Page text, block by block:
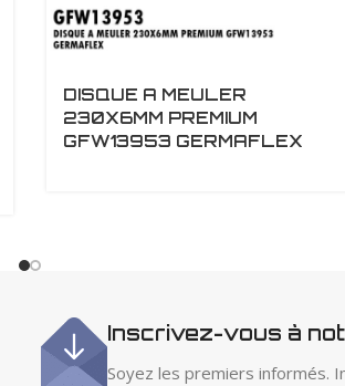
DISQUE A MEULER
230X6MM PREMIUM
GFW13953 GERMAFLEX
Inscrivez-vous à
Soyez les premiers informés.